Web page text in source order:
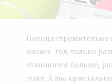
Погода стремительно
бизнес-год только
становится больше,
тоже. А мы